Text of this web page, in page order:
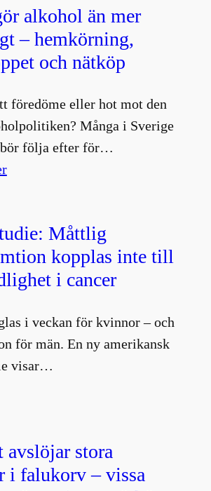
alkohol än mer
– hemkörning,
och nätköp
föredöme eller hot mot den
Många i Sverige
följa efter för…
Måttlig
kopplas inte till
i cancer
i veckan för kvinnor – och
för män. En ny amerikansk
visar…
stora
i falukorv – vissa